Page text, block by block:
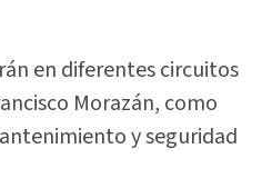
en diferentes circuitos
Morazán, como
y seguridad